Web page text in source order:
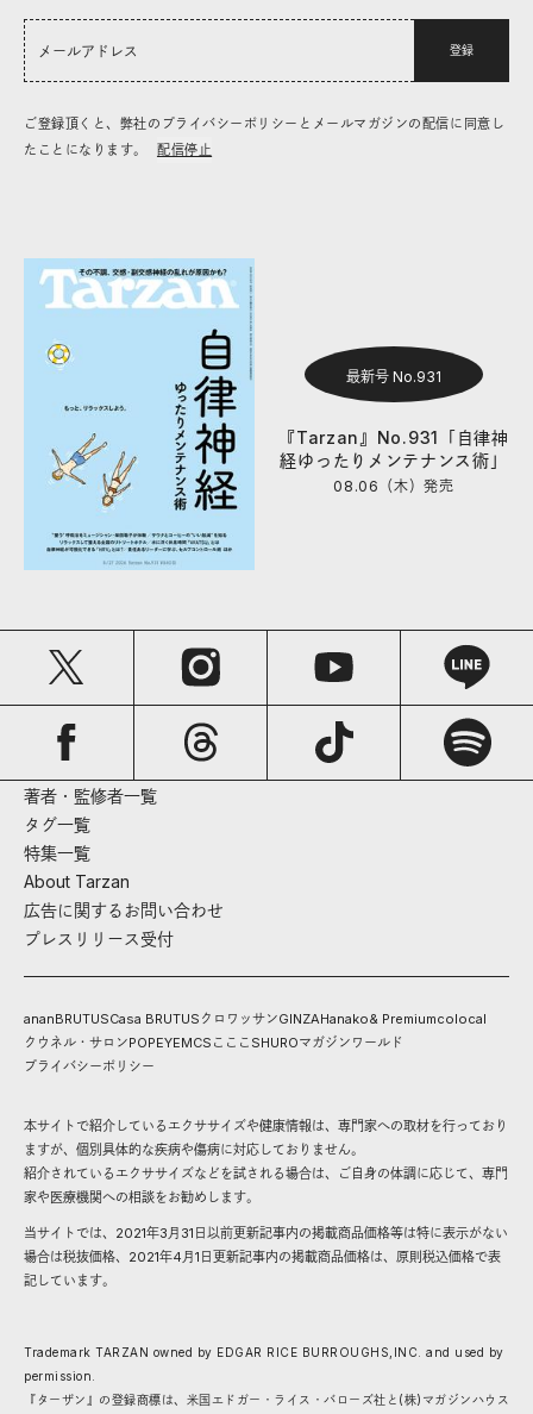
登録
ご登録頂くと、弊社のプライバシーポリシーとメールマガジンの配信に同意し
たことになります。
配信停止
最新号 No.931
『Tarzan』No.931「自律神
経ゆったりメンテナンス術」
08.06（木）発売
著者・監修者一覧
タグ一覧
特集一覧
About Tarzan
広告に関するお問い合わせ
プレスリリース受付
ananBRUTUSCasa BRUTUS クロワッサンGINZAHanako& Premiumcolocal
クウネル・サロンPOPEYEMCS こここ SHUROマガジンワールド
プライバシーポリシー
本サイトで紹介しているエクササイズや健康情報は、専門家への取材を行っており
ますが、個別具体的な疾病や傷病に対応しておりません。
紹介されているエクササイズなどを試される場合は、ご自身の体調に応じて、専門
家や医療機関への相談をお勧めします。
当サイトでは、2021年3月31日以前更新記事内の掲載商品価格等は特に表示がない
場合は税抜価格、2021年4月1日更新記事内の掲載商品価格は、原則税込価格で表
記しています。
Trademark TARZAN owned by EDGAR RICE BURROUGHS,INC. and used by
permission.
『ターザン』の登録商標は、米国エドガー・ライス・バローズ社と(株)マガジンハウス